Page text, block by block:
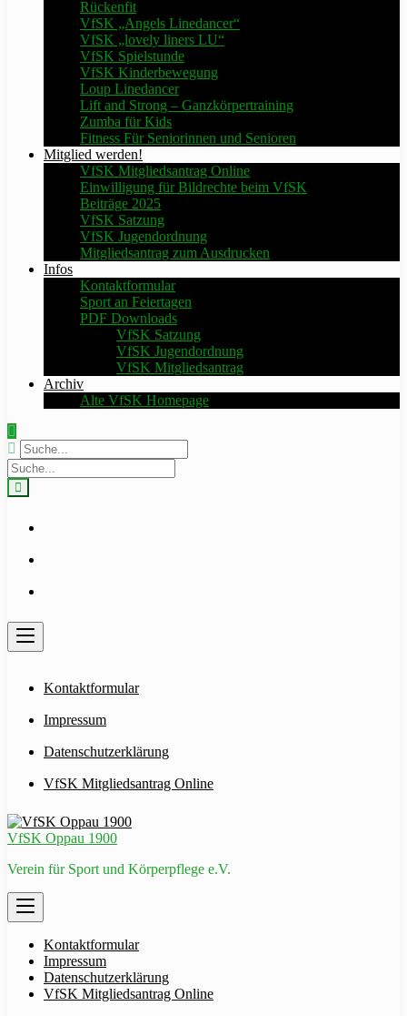
Rückenfit
VfSK „Angels Linedancer“
VfSK „lovely liners LU“
VfSK Spielstunde
VfSK Kinderbewegung
Loup Linedancer
Lift and Strong – Ganzkörpertraining
Zumba für Kids
Fitness Für Seniorinnen und Senioren
Mitglied werden!
VfSK Mitgliedsantrag Online
Einwilligung für Bildrechte beim VfSK
Beiträge 2025
VfSK Satzung
VfSK Jugendordnung
Mitgliedsantrag zum Ausdrucken
Infos
Kontaktformular
Sport an Feiertagen
PDF Downloads
VfSK Satzung
VfSK Jugendordnung
VfSK Mitgliedsantrag
Archiv
Alte VfSK Homepage
Kontaktformular
Impressum
Datenschutzerklärung
VfSK Mitgliedsantrag Online
VfSK Oppau 1900
Verein für Sport und Körperpflege e.V.
Kontaktformular
Impressum
Datenschutzerklärung
VfSK Mitgliedsantrag Online